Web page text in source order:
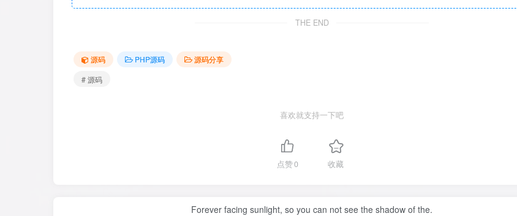
THE END
源码 PHP源码
源码分享
# 源码
喜欢就支持一下吧
点赞0 收藏
Forever facing sunlight, so you can not see the shadow of the.